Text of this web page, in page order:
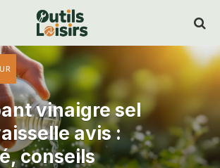
vinaigre sel
avis :
conseils